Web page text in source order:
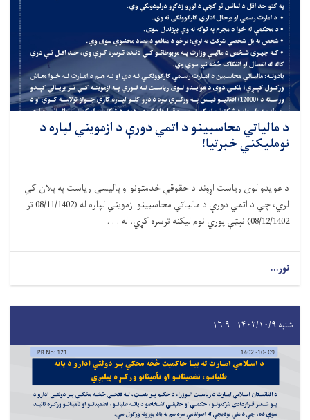
د مالياتي محاسبينو د اتمي دورې د ازمويني لپاره د
نومليکني خبرتیا!
د عوایدو لوی ریاست اړوند د حقوقي خدمتونو او پالیسۍ ریاست په پلان کي
لري، چي د اتمي دورې د مالیاتي محاسبینو ازمویني لپاره له (08/11/1402 تر
08/12/1402) نېټې پوري نوم لیکنه ترسره کړي. له . . .
نور...
شنبه ۱۴۰۲/۱۰/۹ - ۱۶:۹